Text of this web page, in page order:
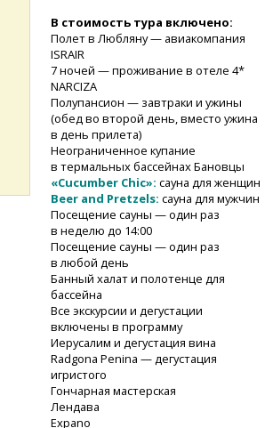
В стоимость тура включено:
Полет в Любляну — авиакомпания
ISRAIR
7 ночей — проживание в отеле 4*
NARCIZA
Полупансион — завтраки и ужины
(обед во второй день, вместо ужина
в день прилета)
Неограниченное купание
в термальных бассейнах Бановцы
«Cucumber Chic»: сауна для женщин
Beer and Pretzels: сауна для мужчин
Посещение сауны — один раз
в неделю до 14:00
Посещение сауны — один раз
в любой день
Банный халат и полотенце для
бассейна
Все экскурсии и дегустации
включены в программу
Иерусалим и дегустация вина
Radgona Penina — дегустация
игристого
Гончарная мастерская
Лендава
Expano